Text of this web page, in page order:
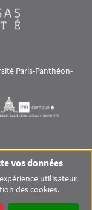
Paris-Panthéon-
svg
vos données
utilisateur.
des cookies.